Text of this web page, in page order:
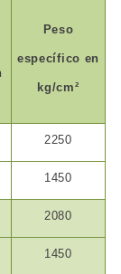
Peso
específico en
kg/cm²
2250
1450
2080
1450